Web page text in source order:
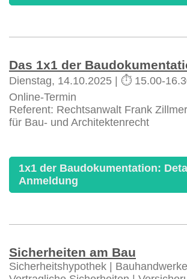
Das 1x1 der
Dienstag, 14.10.2025 | ⏱️ 15.00-
Online-Termin
Referent: Rechtsanwalt Frank
für Bau- und Architektenrecht
1x1 der Baudokumentation:
Anmeldung
Sicherheiten am Bau
Sicherheitshypothek |